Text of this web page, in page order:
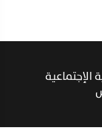
الإجتماعية